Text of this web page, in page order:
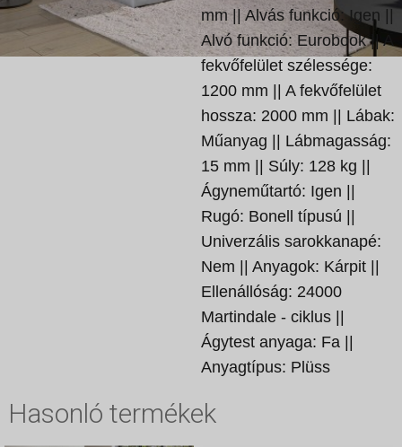
mm || Alvás funkció: Igen ||
Alvó funkció: Eurobook || A
fekvőfelület szélessége:
1200 mm || A fekvőfelület
hossza: 2000 mm || Lábak:
Műanyag || Lábmagasság:
15 mm || Súly: 128 kg ||
Ágyneműtartó: Igen ||
Rugó: Bonell típusú ||
Univerzális sarokkanapé:
Nem || Anyagok: Kárpit ||
Ellenállóság: 24000
Martindale - ciklus ||
Ágytest anyaga: Fa ||
Anyagtípus: Plüss
Hasonló termékek